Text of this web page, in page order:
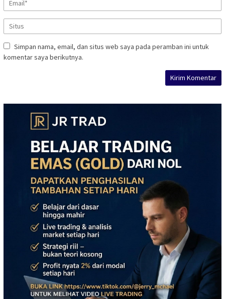
Simpan nama, email, dan situs web saya pada peramban ini untuk
komentar saya berikutnya.